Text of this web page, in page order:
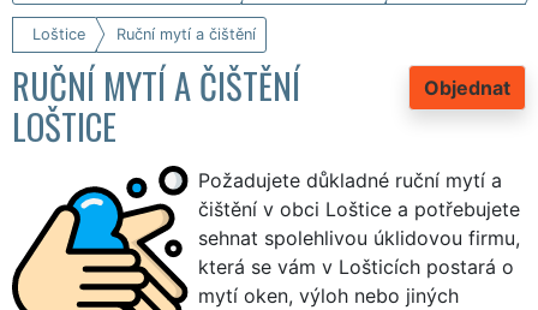
Loštice Ruční mytí a čištění
Objednat
RUČNÍ MYTÍ A ČIŠTĚNÍ
LOŠTICE
Požadujete důkladné ruční mytí a
čištění v obci Loštice a potřebujete
sehnat spolehlivou úklidovou firmu,
která se vám v Lošticích postará o
mytí oken, výloh nebo jiných